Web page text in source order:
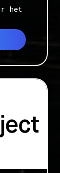
het